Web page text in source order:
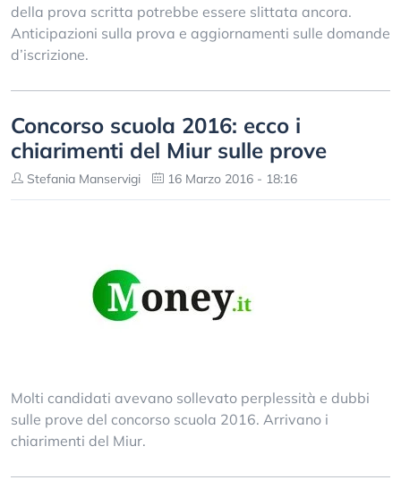
della prova scritta potrebbe essere slittata ancora.
Anticipazioni sulla prova e aggiornamenti sulle domande
d’iscrizione.
Concorso scuola 2016: ecco i
chiarimenti del Miur sulle prove
Stefania Manservigi 16 Marzo 2016 - 18:16
Molti candidati avevano sollevato perplessità e dubbi
sulle prove del concorso scuola 2016. Arrivano i
chiarimenti del Miur.